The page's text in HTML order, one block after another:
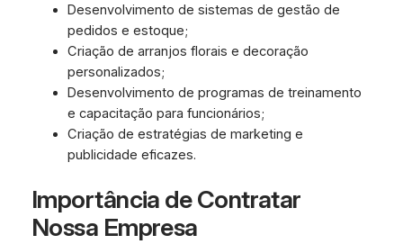
Desenvolvimento de sistemas de gestão de
pedidos e estoque;
Criação de arranjos florais e decoração
personalizados;
Desenvolvimento de programas de treinamento
e capacitação para funcionários;
Criação de estratégias de marketing e
publicidade eficazes.
Importância de Contratar
Nossa Empresa